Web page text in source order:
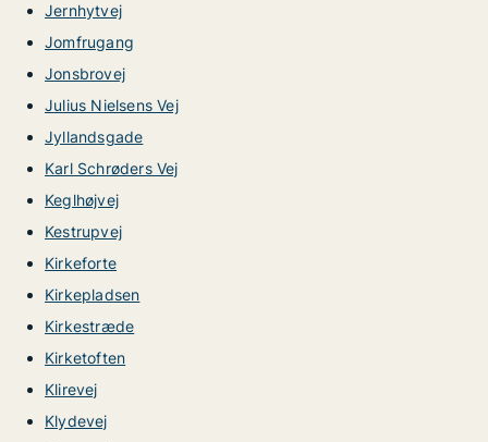
Jernhytvej
Jomfrugang
Jonsbrovej
Julius Nielsens Vej
Jyllandsgade
Karl Schrøders Vej
Keglhøjvej
Kestrupvej
Kirkeforte
Kirkepladsen
Kirkestræde
Kirketoften
Klirevej
Klydevej